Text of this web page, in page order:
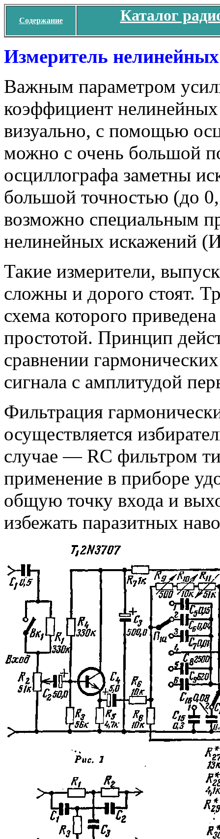
Содержание Каталог
Измеритель
Важным параметром
коэффициент
визуально, с помощью
можно с очень большой
осциллографа заметны
большой точностью (до
возможно специальным
нелинейных искажений
Такие измерители,
сложны и дорого стоят.
схема которого
простотой. Принцип
сравнении
сигнала с амплитудой
Фильтрация
осуществляется
случае — RC фильтром
применение в приборе
общую точку входа и
избежать паразитных